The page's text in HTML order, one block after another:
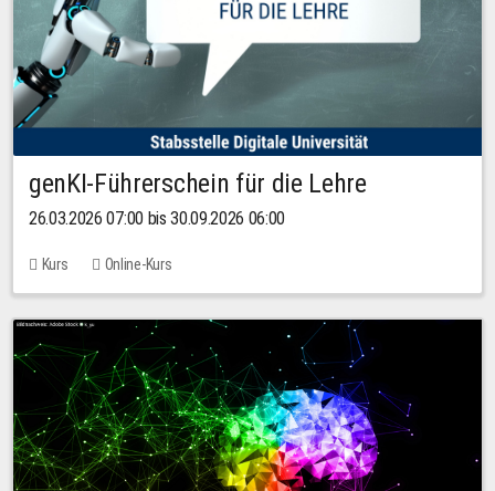
genKI-Führerschein für die Lehre
26.03.2026 07:00 bis 30.09.2026 06:00
Kurs Online-Kurs